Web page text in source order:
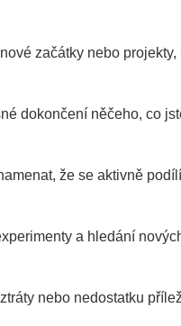
začátky nebo
dokončení něčeho, co
že se aktivně
a hledání
nebo nedostatku